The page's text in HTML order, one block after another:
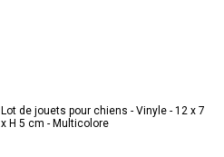
Lot de jouets pour chiens - Vinyle - 12 x 7
x H 5 cm - Multicolore